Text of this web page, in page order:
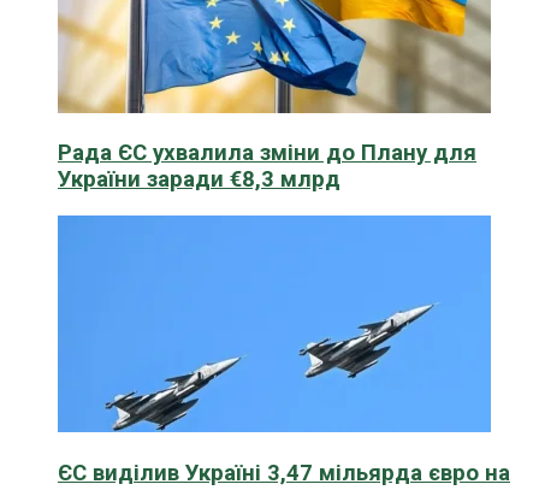
Рада ЄС ухвалила зміни до Плану для
України заради €8,3 млрд
ЄС виділив Україні 3,47 мільярда євро на